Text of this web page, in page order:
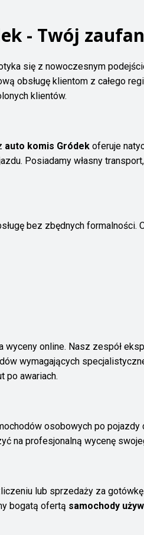
- Twój
się z nowoczesnym
obsługę klientom z całego
klientów.
auto komis Gródek oferuje
Posiadamy własny
bez zbędnych formalności.
online. Nasz zespół
wymagających
po awariach.
osobowych po pojazdy
na profesjonalną wycenę
lub sprzedaży za
bogatą ofertą samochody